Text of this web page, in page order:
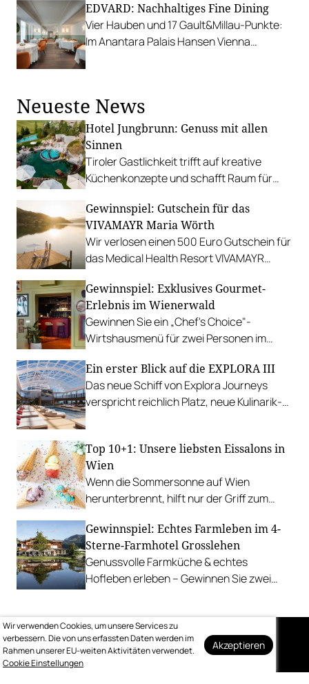
EDVARD: Nachhaltiges Fine Dining
Vier Hauben und 17 Gault&Millau-Punkte:
Im Anantara Palais Hansen Vienna
Neueste News
Hotel Jungbrunn: Genuss mit allen
Sinnen
Tiroler Gastlichkeit trifft auf kreative
Küchenkonzepte und schafft Raum für
Gewinnen Sie eine Auszeit in Tannheim.
Gewinnspiel: Gutschein für das
VIVAMAYR Maria Wörth
Wir verlosen einen 500 Euro Gutschein für
das Medical Health Resort VIVAMAYR
Gewinnspiel: Exklusives Gourmet-
Erlebnis im Wienerwald
Gewinnen Sie ein „Chef's Choice"-
Wirtshausmenü für zwei Personen im
Gumpoldskirchen.
Ein erster Blick auf die EXPLORA III
Das neue Schiff von Explora Journeys
verspricht reichlich Platz, neue Kulinarik-
Top 10+1: Unsere liebsten Eissalons in
Wien
Wenn die Sommersonne auf Wien
herunterbrennt, hilft nur der Griff zum
uns am liebsten ab.
Gewinnspiel: Echtes Farmleben im 4-
Sterne-Farmhotel Grosslehen
Genussvolle Farmküche & echtes
Hofleben erleben – Gewinnen Sie zwei
Auf dem Laufenden
Wir verwenden Cookies, um unsere Services zu
verbessern. Die von uns erfassten Daten werden im
Rahmen unserer EU-weiten Aktivitäten verwendet.
Cookie Einstellungen
Akzeptieren